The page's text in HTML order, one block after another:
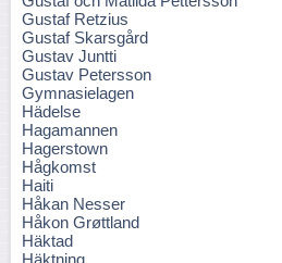
Gustaf Retzius
Gustaf Skarsgård
Gustav Juntti
Gustav Petersson
Gymnasielagen
Hädelse
Hagamannen
Hagerstown
Hågkomst
Haiti
Håkan Nesser
Håkon Grøttland
Häktad
Häktning